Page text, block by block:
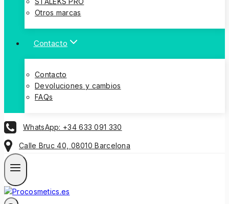
Otros marcas
Contacto
Contacto
Devoluciones y cambios
FAQs
WhatsApp: +34 633 091 330
Calle Bruc 40, 08010 Barcelona